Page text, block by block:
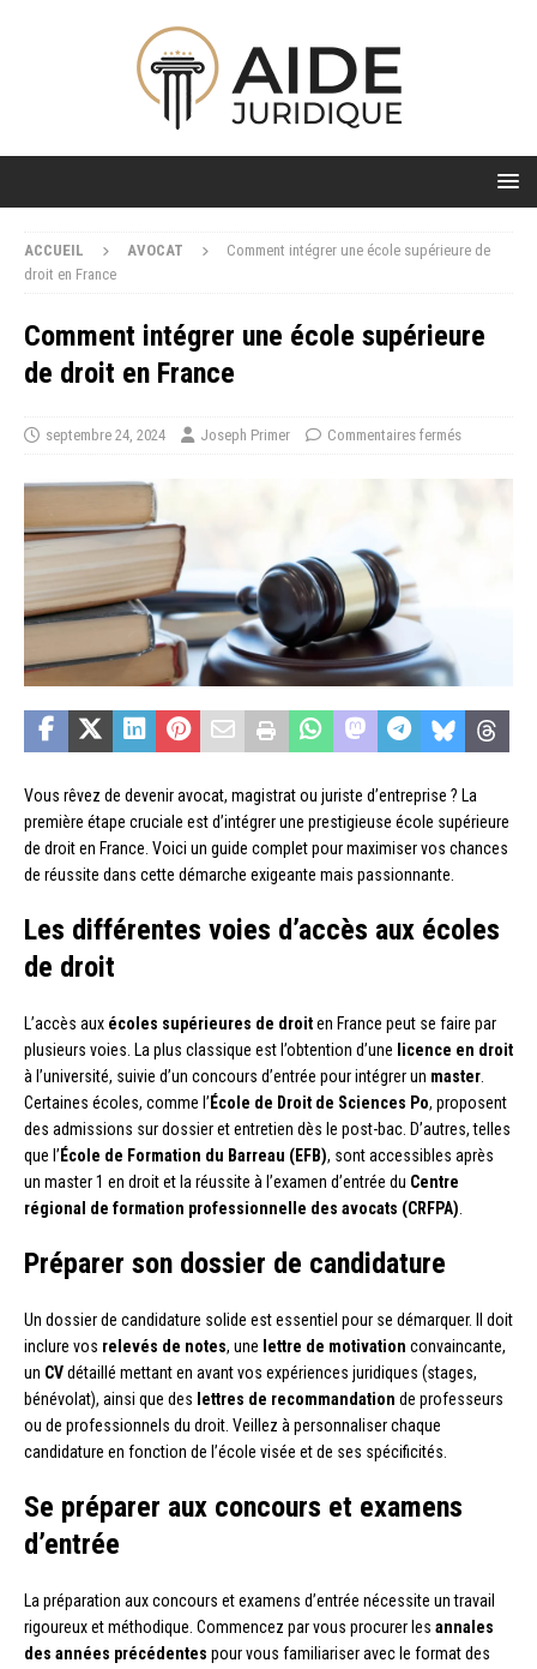
ACCUEIL AVOCAT
Comment intégrer une école supérieure de
droit en France
Comment intégrer une école supérieure
de droit en France
septembre 24, 2024 Joseph Primer Commentaires fermés
Vous rêvez de devenir avocat, magistrat ou juriste d’entreprise ? La
première étape cruciale est d’intégrer une prestigieuse école supérieure
de droit en France. Voici un guide complet pour maximiser vos chances
de réussite dans cette démarche exigeante mais passionnante.
Les différentes voies d’accès aux écoles
de droit
L’accès aux écoles supérieures de droiten France peut se faire par
plusieurs voies. La plus classique est l’obtention d’une licence en droit
à l’université, suivie d’un concours d’entrée pour intégrer un master.
Certaines écoles, comme l’ École de Droit de Sciences Po, proposent
des admissions sur dossier et entretien dès le post-bac. D’autres, telles
que l’ École de Formation du Barreau (EFB), sont accessibles après
un master 1 en droit et la réussite à l’examen d’entrée du Centre
régional de formation professionnelle des avocats (CRFPA).
Préparer son dossier de candidature
Un dossier de candidature solide est essentiel pour se démarquer. Il doit
inclure vos relevés de notes, une lettre de motivation convaincante,
un CVdétaillé mettant en avant vos expériences juridiques (stages,
bénévolat), ainsi que des lettres de recommandation de professeurs
ou de professionnels du droit. Veillez à personnaliser chaque
candidature en fonction de l’école visée et de ses spécificités.
Se préparer aux concours et examens
d’entrée
La préparation aux concours et examens d’entrée nécessite un travail
rigoureux et méthodique. Commencez par vous procurer les annales
des années précédentes pour vous familiariser avec le format des